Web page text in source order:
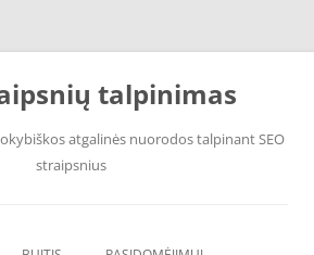
talpinimas
atgalinės nuorodos talpinant SEO
straipsnius